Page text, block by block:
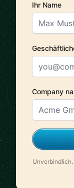
Ihr Name
Company
Unverbindlich.